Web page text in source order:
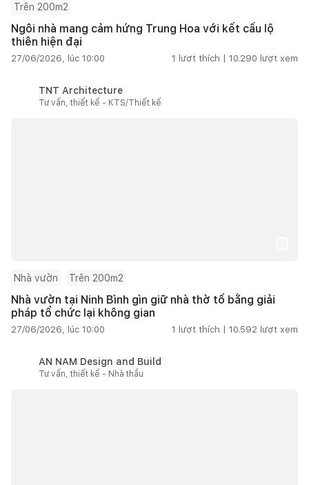
Trên 200m2
Ngôi nhà mang cảm hứng Trung Hoa với kết cấu lộ
thiên hiện đại
27/06/2026, lúc 10:00 1 lượt thích | 10.290 lượt xem
TNT Architecture
Tư vấn, thiết kế - KTS/Thiết kế
Nhà vườn Trên 200m2
Nhà vườn tại Ninh Bình gìn giữ nhà thờ tổ bằng giải
pháp tổ chức lại không gian
27/06/2026, lúc 10:00 1 lượt thích | 10.592 lượt xem
AN NAM Design and Build
Tư vấn, thiết kế - Nhà thầu